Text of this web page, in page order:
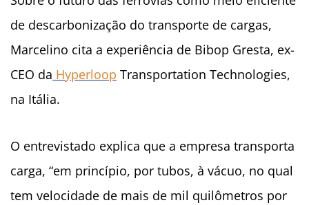
de descarbonização do transporte de cargas,
Marcelino cita a experiência de Bibop Gresta, ex-
CEO da Hyperloop Transportation Technologies,
na Itália.
O entrevistado explica que a empresa transporta
carga, “em princípio, por tubos, à vácuo, no qual
tem velocidade de mais de mil quilômetros por